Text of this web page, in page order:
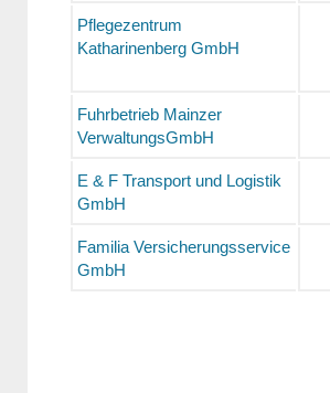
Pflegezentrum
Katharinenberg GmbH
Fuhrbetrieb Mainzer
VerwaltungsGmbH
E & F Transport und Logistik
GmbH
Familia Versicherungsservice
GmbH